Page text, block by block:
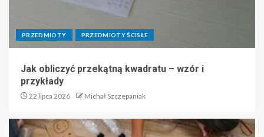
PRZEDMIOTY PRZEDMIOTY ŚCISŁE
Jak obliczyć przekątną kwadratu – wzór i
przykłady
22 lipca 2026 Michał Szczepaniak